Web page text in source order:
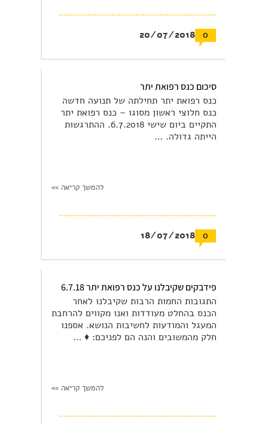
0
20/07/2018
סיכום כנס רפואת יתר
כנס רפואת יתר תחילתה של תנועה חדשה
כנס חלוצי ראשון מסוגו – כנס רפואת יתר
התקיים ביום שישי 6.7.2018. ההתרגשות
הייתה גדולה. …
להמשך קריאה >>
0
18/07/2018
פידבקים שקיבלנו על כנס רפואת יתר 6.7.18
התגובות החמות הרבות שקיבלנו לאחר
הכנס בהחלט מעודדות ואנו מקווים להרחבת
המעגל והמודעות לחשיבות הנושא. אספנו
חלק מהמשובים והנה הם לפניכם: ♦ …
להמשך קריאה >>